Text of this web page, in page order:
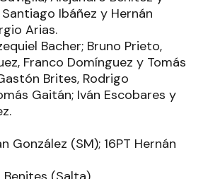
Ibáñez y Hernán
Arias.
Bacher; Bruno Prieto,
Franco Domínguez y Tomás
Brites, Rodrigo
Gaitán; Iván Escobares y
González (SM); 16PT Hernán